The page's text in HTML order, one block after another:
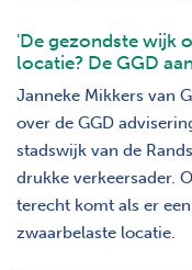
'De gezondste wijk
locatie? De GGD
Janneke Mikkers van
over de GGD
stadswijk van de
drukke verkeersader.
terecht komt als er
zwaarbelaste locatie.